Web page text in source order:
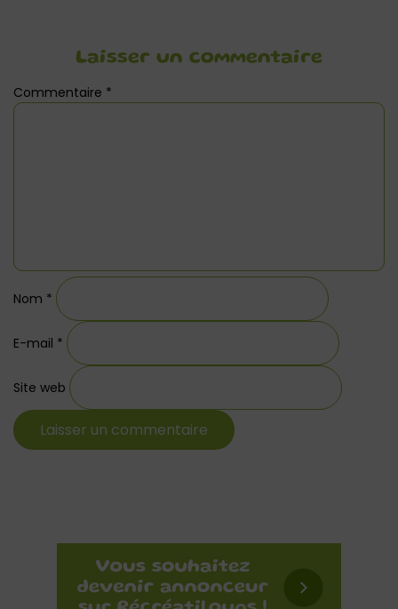
Laisser un commentaire
Commentaire *
Nom *
E-mail *
Site web